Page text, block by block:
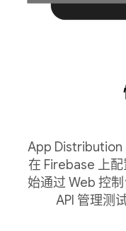
App Distribution
在 Firebase 上
始通过 Web 控
API 管理测